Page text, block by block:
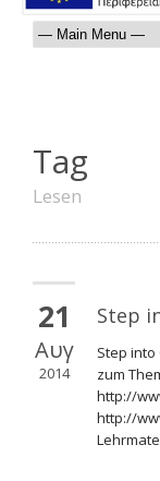
Tag
Lesen
21
Αυγ
2014
Step
Step
zum
http://
http://